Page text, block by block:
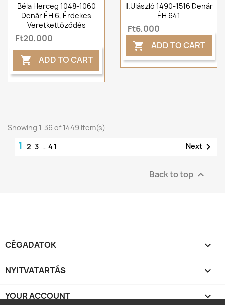
Béla Herceg 1048-1060
Denár ÉH 6, Érdekes
Veretkettőződés
Ft20,000
 ADD TO CART
II.Ulászló 1490-1516 Denár
ÉH 641
Ft6,000
 ADD TO CART
Showing 1-36 of 1449 item(s)
1 2 3 … 41 Next 
Back to top 
CÉGADATOK 
NYITVATARTÁS 
YOUR ACCOUNT 